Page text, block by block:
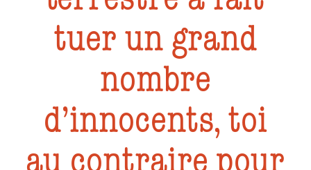
tuer un grand
nombre
d’innocents, toi
au contraire pour